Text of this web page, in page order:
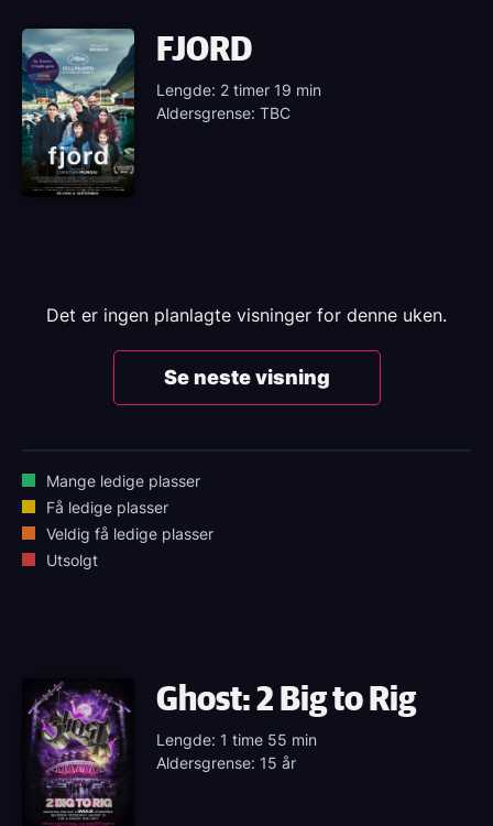
FJORD
Lengde: 2 timer 19 min
Aldersgrense: TBC
Det er ingen planlagte visninger for denne uken.
Se neste visning
Mange ledige plasser
Få ledige plasser
Veldig få ledige plasser
Utsolgt
Ghost: 2 Big to Rig
Lengde: 1 time 55 min
Aldersgrense: 15 år